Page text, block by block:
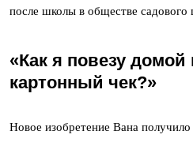
после школы в обществе
«Как я повезу домой
картонный чек?»
Новое изобретение Вана получило